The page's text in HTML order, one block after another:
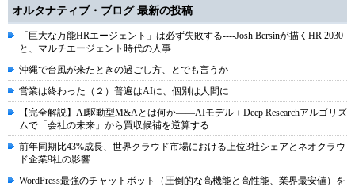
オルタナティブ・ブログ 最新の投稿
「巨大な万能HRエージェント」は必ず失敗する----Josh Bersinが描くHR 2030
と、マルチエージェント時代の人事
沖縄で台風が来たときの過ごし方、とでも言うか
営業は終わった（２）普遍はAIに、個別は人間に
【完全解説】AI駆動型M&Aとは何か――AIモデル＋Deep Researchアルゴリズ
ムで「会社の未来」から買収候補を逆算する
前年同期比43%成長、世界クラウド市場における上位3社シェアとネオクラウ
ド企業9社の影響
WordPress最強のチャットボット（圧倒的な高機能と高性能、業界最安値）を